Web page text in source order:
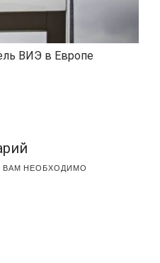
ВИЭ в Европе
ВАМ НЕОБХОДИМО